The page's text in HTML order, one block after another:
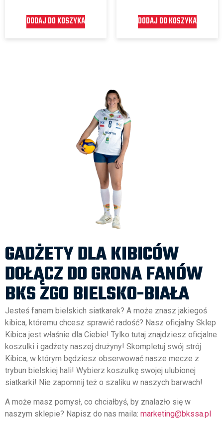
DODAJ DO KOSZYKA DODAJ DO KOSZYKA
GADŻETY DLA KIBICÓW
DOŁĄCZ DO GRONA FANÓW
BKS ZGO BIELSKO-BIAŁA
Jesteś fanem bielskich siatkarek? A może znasz jakiegoś
kibica, któremu chcesz sprawić radość? Nasz oficjalny Sklep
Kibica jest właśnie dla Ciebie! Tylko tutaj znajdziesz oficjalne
koszulki i gadżety naszej drużyny! Skompletuj swój strój
Kibica, w którym będziesz obserwować nasze mecze z
trybun bielskiej hali! Wybierz koszulkę swojej ulubionej
siatkarki! Nie zapomnij też o szaliku w naszych barwach!
A może masz pomysł, co chciałbyś, by znalazło się w
naszym sklepie? Napisz do nas maila: marketing@bkssa.pl